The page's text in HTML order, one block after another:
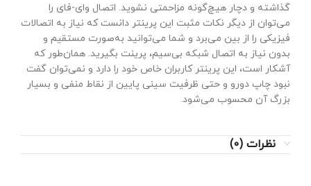
گذاشته و دچار هیچ‌گونه مزاحمتی نشوید. اتصال وای-فای را
می‌توان از دیگر نکات مثبت این پرینتر دانست که نیاز به اتصالات
فیزیکی را از بین می‌برد و شما می‌توانید به‌صورت مستقیم و
بدون نیاز به اتصال شبکه بی‌سیم، پرینت بگیرید. همان‌طور که
آشکار است، این پرینتر کاربران خاص خود را دارد و نمی‌توان گفت
نبود چاپ دورو و حتی ظرفیت سینی پایین از نقاط منفی و بسیار
بزرگ آن محسوب می‌شود.
نظرات (0)